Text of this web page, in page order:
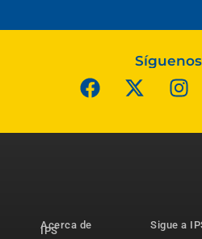
Acerca de
IPS
Sigue a